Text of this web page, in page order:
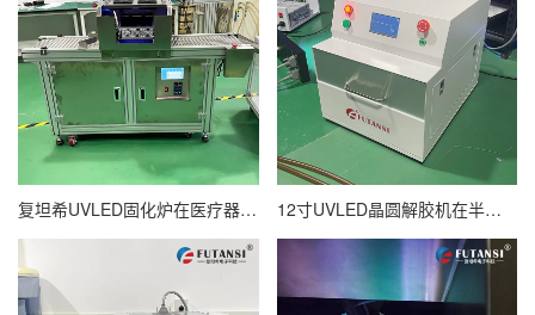
复坦希UVLED固化炉在医疗器械组件批量固化中的应用案例 12寸UVLED晶圆解胶机在半导体芯片量产中的应用案例